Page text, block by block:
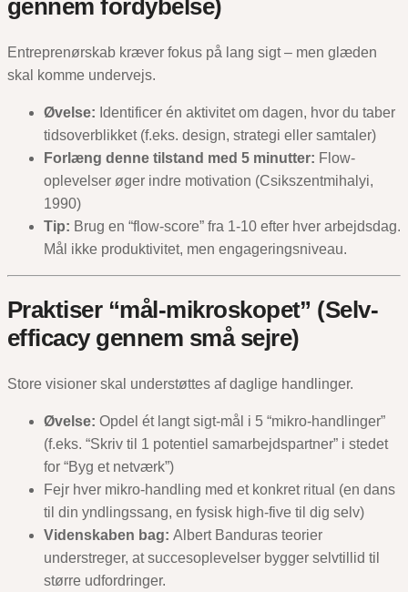
gennem fordybelse)
Entreprenørskab kræver fokus på lang sigt – men glæden
skal komme undervejs.
Øvelse: Identificer én aktivitet om dagen, hvor du taber
tidsoverblikket (f.eks. design, strategi eller samtaler)
Forlæng denne tilstand med 5 minutter: Flow-
oplevelser øger indre motivation (Csikszentmihalyi,
1990)
Tip: Brug en “flow-score” fra 1-10 efter hver arbejdsdag.
Mål ikke produktivitet, men engageringsniveau.
Praktiser “mål-mikroskopet” (Selv-
efficacy gennem små sejre)
Store visioner skal understøttes af daglige handlinger.
Øvelse: Opdel ét langt sigt-mål i 5 “mikro-handlinger”
(f.eks. “Skriv til 1 potentiel samarbejdspartner” i stedet
for “Byg et netværk”)
Fejr hver mikro-handling med et konkret ritual (en dans
til din yndlingssang, en fysisk high-five til dig selv)
Videnskaben bag: Albert Banduras teorier
understreger, at succesoplevelser bygger selvtillid til
større udfordringer.